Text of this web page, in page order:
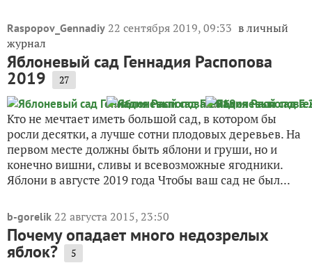
Raspopov_Gennadiy 22 сентября 2019, 09:33 в личный
журнал
Яблоневый сад Геннадия Распопова
2019 27
Кто не мечтает иметь большой сад, в котором бы
росли десятки, а лучше сотни плодовых деревьев. На
первом месте должны быть яблони и груши, но и
конечно вишни, сливы и всевозможные ягодники.
Яблони в августе 2019 года Чтобы ваш сад не был...
b-gorelik 22 августа 2015, 23:50
Почему опадает много недозрелых
яблок? 5